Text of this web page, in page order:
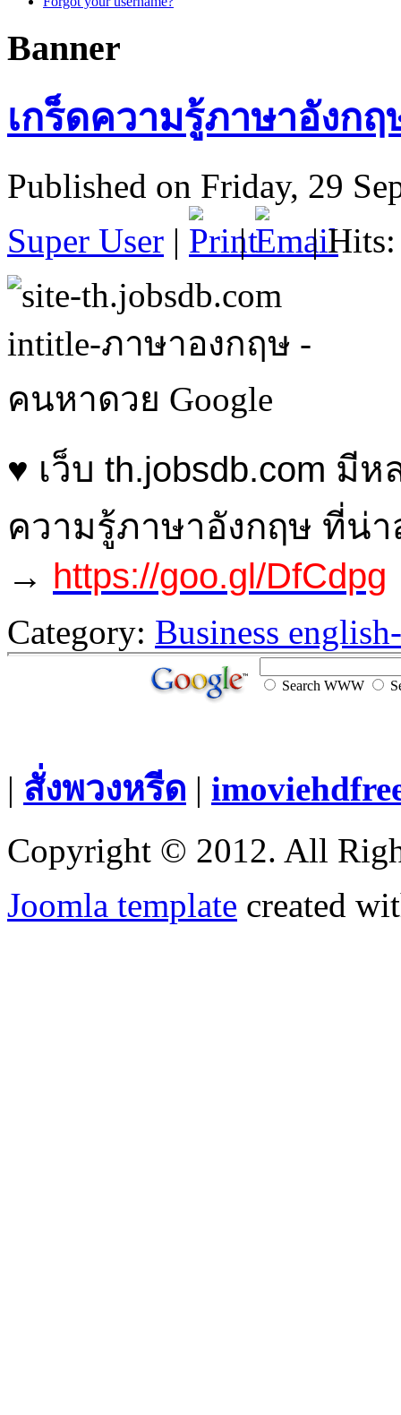
Banner
เกร็ดความรู้ภาษาอังก
Published on Friday, 29
Super User | | | Hits:
♥ เว็บ th.jobsdb.com มี
ความรู้ภาษาอังกฤษ ที่น่
→ https://goo.gl/DfCdpg
Category: Business
Search WWW
| สั่งพวงหรีด |
Copyright © 2012. All
Joomla template created